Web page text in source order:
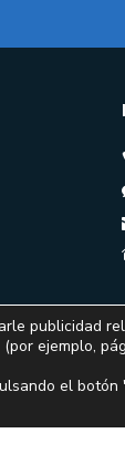
publicidad
ejemplo,
el